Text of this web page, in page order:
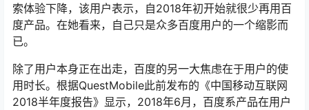
索体验下降，该用户表示，自2018年初开始就很少再用百
度产品。在她看来，自己只是众多百度用户的一个缩影而
已。
除了用户本身正在出走，百度的另一大焦虑在于用户的使
用时长。根据QuestMobile此前发布的《中国移动互联网
2018半年度报告》显示，2018年6月，百度系产品在用户